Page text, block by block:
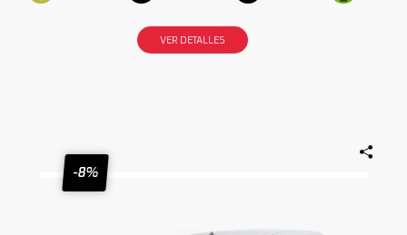
VER DETALLES
-8%